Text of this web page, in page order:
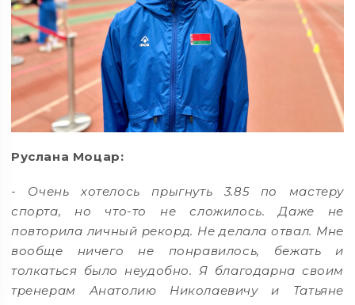
Руслана Моцар:
- Очень хотелось прыгнуть 3.85 по мастеру
спорта, но что-то не сложилось. Даже не
повторила личный рекорд. Не делала отвал. Мне
вообще ничего не понравилось, бежать и
толкаться было неудобно. Я благодарна своим
тренерам Анатолию Николаевичу и Татьяне